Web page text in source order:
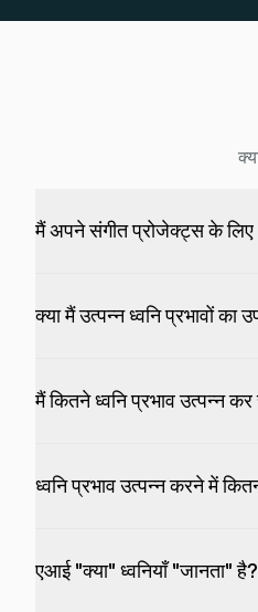
मैं अपने संगीत प्रोजेक्ट्स के
क्या मैं उत्पन्न ध्वनि प्रभावों
मैं कितने ध्वनि प्रभाव उत्पन्न
ध्वनि प्रभाव उत्पन्न करने में
एआई "क्या" ध्वनियाँ "जानता" है?